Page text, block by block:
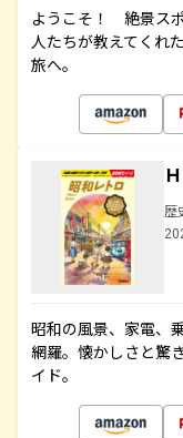
ようこそ！ 絶景ス
人たちが教えてくれ
旅へ。
歴
昭和の風景、家電、
網羅。懐かしさと驚
イド。